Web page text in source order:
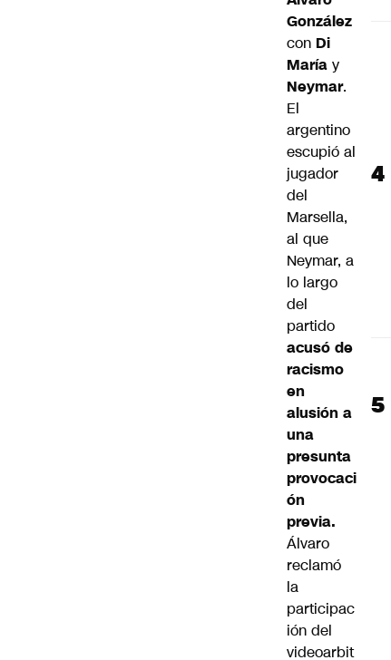
González
con Di
María y
Neymar.
El
argentino
escupió al
jugador
del
Marsella,
al que
Neymar, a
lo largo
del
partido
acusó de
racismo
en
alusión a
una
presunta
provocaci
ón
previa.
Álvaro
reclamó
la
participac
ión del
videoarbit